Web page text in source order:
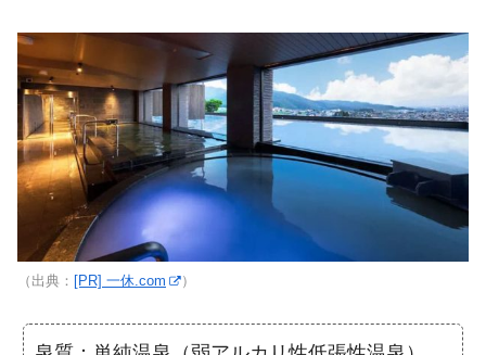
（出典： [PR] 一休.com ）